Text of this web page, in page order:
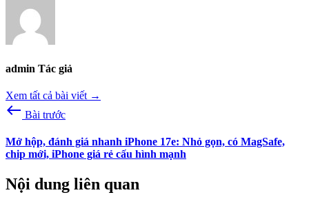
admin Tác giả
Xem tất cả bài viết →
west Bài trước
Mở hộp, đánh giá nhanh iPhone 17e: Nhỏ gọn, có MagSafe,
chip mới, iPhone giá rẻ cấu hình mạnh
Nội dung liên quan